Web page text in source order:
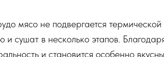
мясо не подвергается
сушат в несколько этапов.
и становится особенно